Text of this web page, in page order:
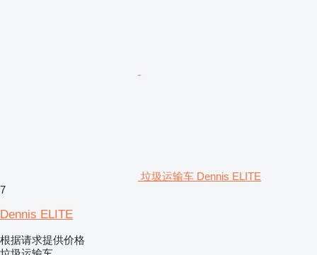
垃圾运输车 Dennis ELITE
7
Dennis ELITE
根据请求提供价格